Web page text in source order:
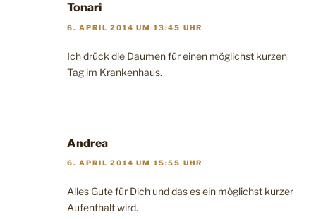
Tonari
6. APRIL 2014 UM 13:45 UHR
Ich drück die Daumen für einen möglichst kurzen
Tag im Krankenhaus.
Andrea
6. APRIL 2014 UM 15:55 UHR
Alles Gute für Dich und das es ein möglichst kurzer
Aufenthalt wird.